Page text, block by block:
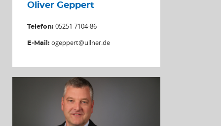
Oliver Geppert
Telefon: 05251 7104-86
E-Mail: ogeppert@ullner.de